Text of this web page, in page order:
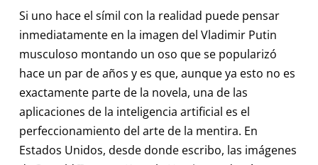
Si uno hace el símil con la realidad puede pensar
inmediatamente en la imagen del Vladimir Putin
musculoso montando un oso que se popularizó
hace un par de años y es que, aunque ya esto no es
exactamente parte de la novela, una de las
aplicaciones de la inteligencia artificial es el
perfeccionamiento del arte de la mentira. En
Estados Unidos, desde donde escribo, las imágenes